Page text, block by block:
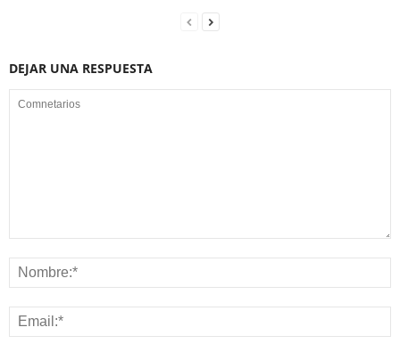
DEJAR UNA RESPUESTA